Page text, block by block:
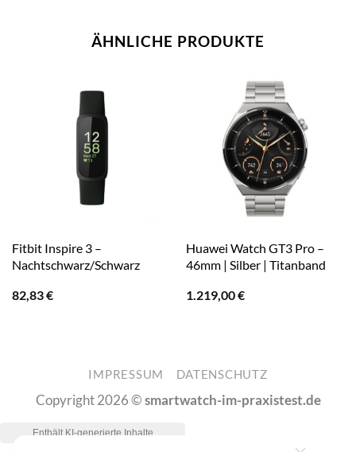
ÄHNLICHE PRODUKTE
Fitbit Inspire 3 –
Nachtschwarz/Schwarz
82,83€
Huawei Watch GT3 Pro –
46mm | Silber | Titanband
1.219,00€
IMPRESSUM DATENSCHUTZ
Copyright 2026 ©smartwatch-im-praxistest.de